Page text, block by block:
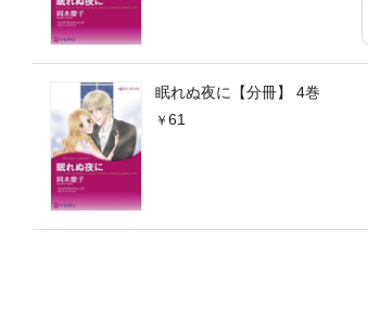
眠れぬ夜に【分冊】 4巻
61